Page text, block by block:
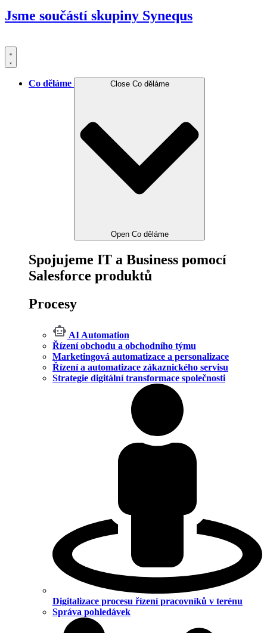
Jsme součástí skupiny Synequs
Co děláme Close Co děláme
Open Co děláme
Spojujeme IT a Business pomocí
Salesforce produktů
Procesy
AI Automation
Řízení obchodu a obchodního týmu
Marketingová automatizace a personalizace
Řízení a automatizace zákaznického servisu
Strategie digitální transformace společnosti
Digitalizace procesu řízení pracovníků v terénu
Správa pohledávek